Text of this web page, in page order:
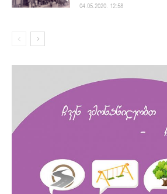
04.05.2020. 12:58